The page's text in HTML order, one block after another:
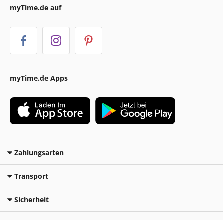
myTime.de auf
myTime.de Apps
Zahlungsarten
Transport
Sicherheit